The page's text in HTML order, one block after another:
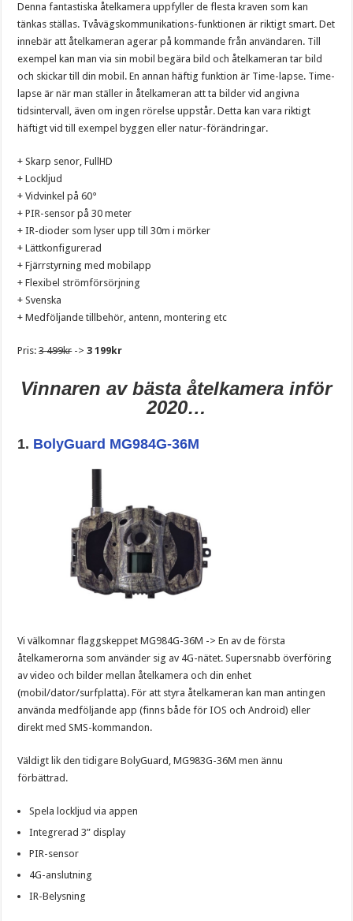
Denna fantastiska åtelkamera uppfyller de flesta kraven som kan
tänkas ställas. Tvåvägskommunikations-funktionen är riktigt smart. Det
innebär att åtelkameran agerar på kommande från användaren. Till
exempel kan man via sin mobil begära bild och åtelkameran tar bild
och skickar till din mobil. En annan häftig funktion är Time-lapse. Time-
lapse är när man ställer in åtelkameran att ta bilder vid angivna
tidsintervall, även om ingen rörelse uppstår. Detta kan vara riktigt
häftigt vid till exempel byggen eller natur-förändringar.
+ Skarp senor, FullHD
+ Lockljud
+ Vidvinkel på 60°
+ PIR-sensor på 30 meter
+ IR-dioder som lyser upp till 30m i mörker
+ Lättkonfigurerad
+ Fjärrstyrning med mobilapp
+ Flexibel strömförsörjning
+ Svenska
+ Medföljande tillbehör, antenn, montering etc
Pris:3 499kr->3 199kr
Vinnaren av bästa åtelkamera inför
2020…
1. BolyGuard MG984G-36M
Vi välkomnar flaggskeppet MG984G-36M -> En av de första
åtelkamerorna som använder sig av 4G-nätet. Supersnabb överföring
av video och bilder mellan åtelkamera och din enhet
(mobil/dator/surfplatta). För att styra åtelkameran kan man antingen
använda medföljande app (finns både för IOS och Android) eller
direkt med SMS-kommandon.
Väldigt lik den tidigare BolyGuard, MG983G-36M men ännu
förbättrad.
Spela lockljud via appen
Integrerad 3” display
PIR-sensor
4G-anslutning
IR-Belysning